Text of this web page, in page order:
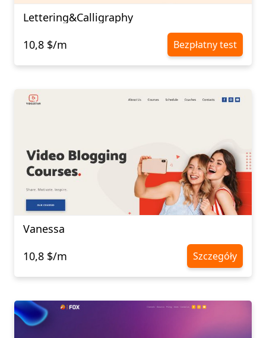
Lettering&Calligraphy
10,8 $/m
Bezpłatny test
Vanessa
10,8 $/m
Szczegóły